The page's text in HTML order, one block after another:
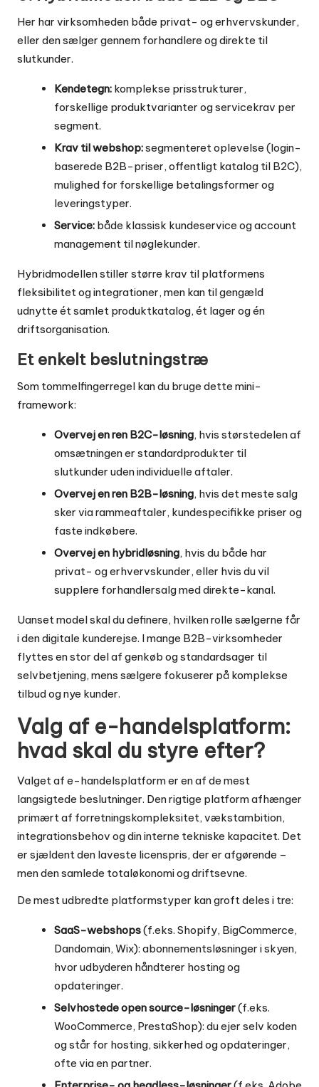
Her har virksomheden både privat- og erhvervskunder,
eller den sælger gennem forhandlere og direkte til
slutkunder.
Kendetegn: komplekse prisstrukturer,
forskellige produktvarianter og servicekrav per
segment.
Krav til webshop:segmenteret oplevelse (login-
baserede B2B-priser, offentligt katalog til B2C),
mulighed for forskellige betalingsformer og
leveringstyper.
Service: både klassisk kundeservice og account
management til nøglekunder.
Hybridmodellen stiller større krav til platformens
fleksibilitet og integrationer, men kan til gengæld
udnytte ét samlet produktkatalog, ét lager og én
driftsorganisation.
Et enkelt beslutningstræ
Som tommelfingerregel kan du bruge dette mini-
framework:
Overvej en ren B2C-løsning, hvis størstedelen af
omsætningen er standardprodukter til
slutkunder uden individuelle aftaler.
Overvej en ren B2B-løsning, hvis det meste salg
sker via rammeaftaler, kundespecifikke priser og
faste indkøbere.
Overvej en hybridløsning, hvis du både har
privat- og erhvervskunder, eller hvis du vil
supplere forhandlersalg med direkte-kanal.
Uanset model skal du definere, hvilken rolle sælgerne får
i den digitale kunderejse. I mange B2B-virksomheder
flyttes en stor del af genkøb og standardsager til
selvbetjening, mens sælgere fokuserer på komplekse
tilbud og nye kunder.
Valg af e-handelsplatform:
hvad skal du styre efter?
Valget af e-handelsplatform er en af de mest
langsigtede beslutninger. Den rigtige platform afhænger
primært af forretningskompleksitet, vækstambition,
integrationsbehov og din interne tekniske kapacitet. Det
er sjældent den laveste licenspris, der er afgørende –
men den samlede totaløkonomi og driftsevne.
De mest udbredte platformstyper kan groft deles i tre:
SaaS-webshops(f.eks. Shopify, BigCommerce,
Dandomain, Wix): abonnementsløsninger i skyen,
hvor udbyderen håndterer hosting og
opdateringer.
Selvhostede open source-løsninger(f.eks.
WooCommerce, PrestaShop): du ejer selv koden
og står for hosting, sikkerhed og opdateringer,
ofte via en partner.